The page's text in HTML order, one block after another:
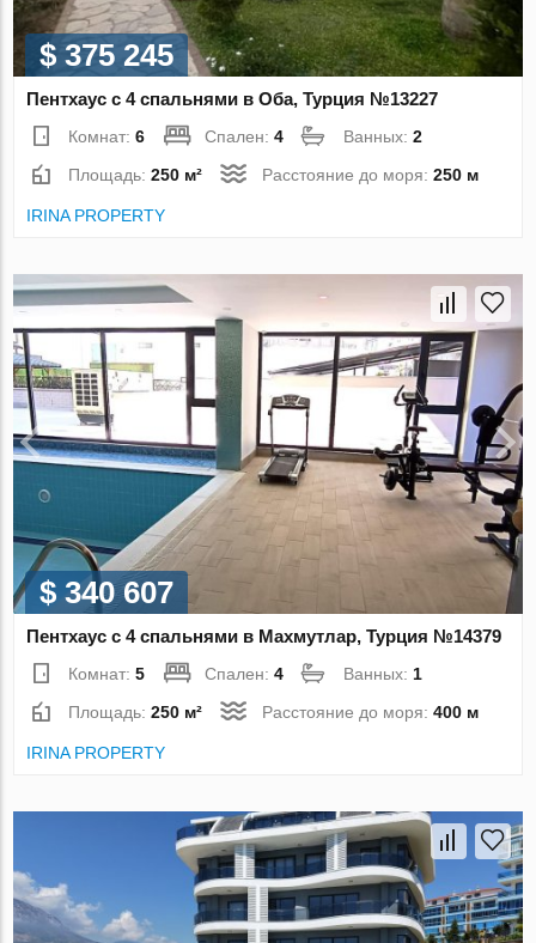
$ 375 245
Пентхаус с 4 спальнями в Оба, Турция №13227
Комнат:6 Спален:4 Ванных:2
Площадь:250 м² Расстояние до моря:250 м
IRINA PROPERTY
$ 340 607
Пентхаус с 4 спальнями в Махмутлар, Турция №14379
Комнат:5 Спален:4 Ванных: 1
Площадь:250 м² Расстояние до моря:400 м
IRINA PROPERTY